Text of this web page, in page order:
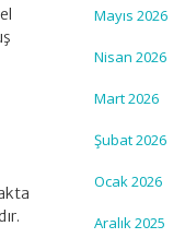
Mayıs 2026
Nisan 2026
Mart 2026
Şubat 2026
Ocak 2026
Aralık 2025